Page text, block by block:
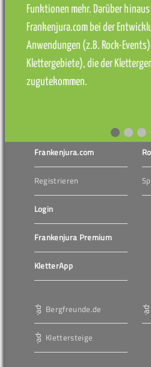
Funktionen mehr. Darüber
Frankenjura.com bei der
Anwendungen (z.B. Rock-
Klettergebiete), die der
zugutekommen.
Frankenjura.com
Registrieren
Login
Frankenjura Premium
KletterApp
Bergfreunde.de
Klettersteige